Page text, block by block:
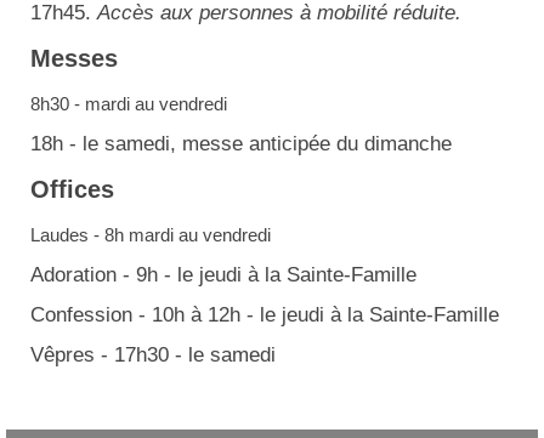
17h45.Accès aux personnes à mobilité réduite.
Messes
8h30 - mardi au vendredi
18h - le samedi, messe anticipée du dimanche
Offices
Laudes - 8h mardi au vendredi
Adoration - 9h - le jeudi à la Sainte-Famille
Confession - 10h à 12h - le jeudi à la Sainte-Famille
Vêpres - 17h30 - le samedi